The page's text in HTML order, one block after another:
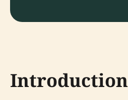
Introduction